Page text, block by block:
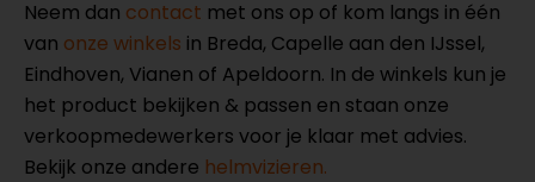
Neem dan contact met ons op of kom langs in één
van onze winkels in Breda, Capelle aan den IJssel,
Eindhoven, Vianen of Apeldoorn. In de winkels kun je
het product bekijken & passen en staan onze
verkoopmedewerkers voor je klaar met advies.
Bekijk onze andere helmvizieren.